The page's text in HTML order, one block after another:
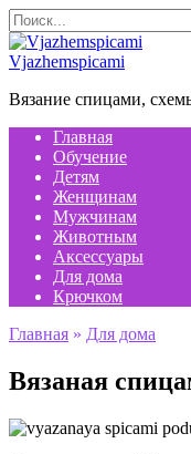
Перейти
к
содержанию
Search
for:
Vjazhemspicami
Вязание спицами,
Главная
Обучение
Детям
Женщинам
Мужчинам
Животным
Аксессуары
Для дома
Крючком
Главная » Для дома
Вязаная